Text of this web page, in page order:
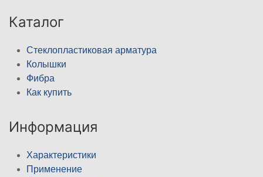
Каталог
Стеклопластиковая арматура
Колышки
Фибра
Как купить
Информация
Характеристики
Применение